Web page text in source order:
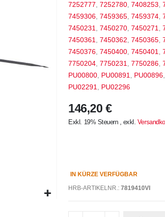
7252777,7252780,7408253,
7459306,7459365,7459374,
7450231,7450270,7450271,
7450361,7450362,7450365,
7450376,7450400,7450401,
7750204,7750231,7750286,
PU00800, PU00891, PU00896,
PU02291, PU02296
146,20 €
Exkl. 19% Steuern , exkl.
IN KÜRZE VERFÜGBAR
HRB-ARTIKELNR.:7819410VI